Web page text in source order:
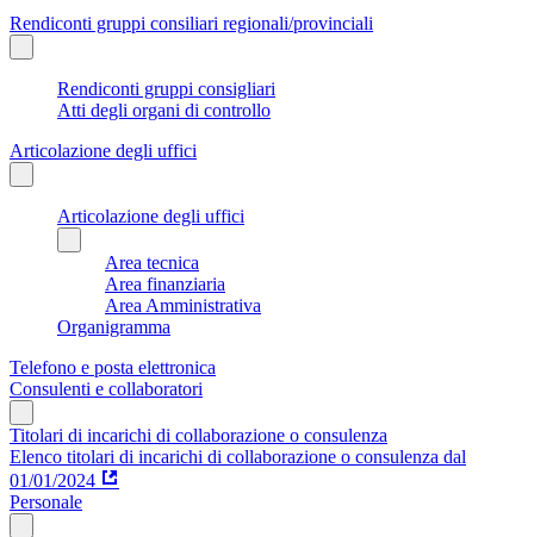
Rendiconti gruppi consiliari regionali/provinciali
Rendiconti gruppi consigliari
Atti degli organi di controllo
Articolazione degli uffici
Articolazione degli uffici
Area tecnica
Area finanziaria
Area Amministrativa
Organigramma
Telefono e posta elettronica
Consulenti e collaboratori
Titolari di incarichi di collaborazione o consulenza
Elenco titolari di incarichi di collaborazione o consulenza dal
01/01/2024
Personale